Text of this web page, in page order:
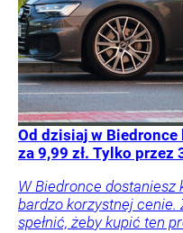
Od dzisiaj w Biedronce
za 9,99 zł. Tylko przez
W Biedronce
bardzo korzystnej
spełnić, żeby kupić ten